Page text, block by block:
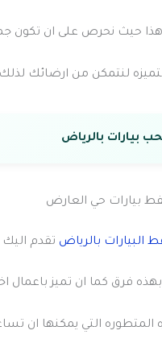
حيث نحرص على ان تكون
لنتمكن من ارضائك
بيارات بالرياض
بيارات حي العارض
البيارات بالرياض تقدم
بهذه فرق كما ان تميز
المتطوره التي يمكنها ان